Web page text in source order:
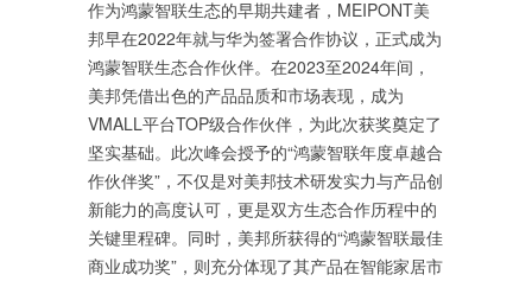
作为鸿蒙智联生态的早期共建者，MEIPONT美
邦早在2022年就与华为签署合作协议，正式成为
鸿蒙智联生态合作伙伴。在2023至2024年间，
美邦凭借出色的产品品质和市场表现，成为
VMALL平台TOP级合作伙伴，为此次获奖奠定了
坚实基础。此次峰会授予的“鸿蒙智联年度卓越合
作伙伴奖”，不仅是对美邦技术研发实力与产品创
新能力的高度认可，更是双方生态合作历程中的
关键里程碑。同时，美邦所获得的“鸿蒙智联最佳
商业成功奖”，则充分体现了其产品在智能家居市